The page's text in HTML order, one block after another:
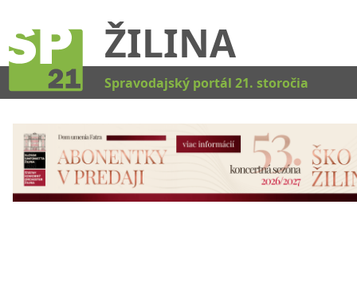
ŽILINA
Spravodajský portál 21. storočia